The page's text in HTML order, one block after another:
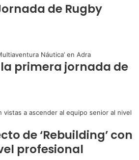
de Rugby
primera jornada de
de ‘Rebuilding’ con
profesional